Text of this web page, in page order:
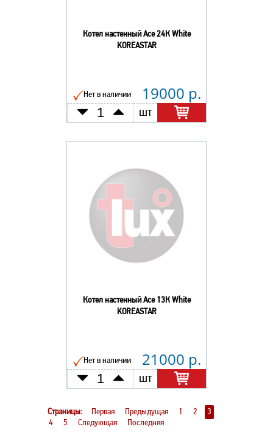
Котел настенный Асе 24К White
KOREASTAR
Нет в наличии 19000 р.
шт
Котел настенный Асе 13К White
KOREASTAR
Нет в наличии 21000 р.
шт
Страницы: Первая Предыдущая 1 2
3
4
5 Следующая Последняя